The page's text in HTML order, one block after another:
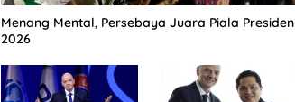
Menang Mental, Persebaya Juara Piala Presiden
2026